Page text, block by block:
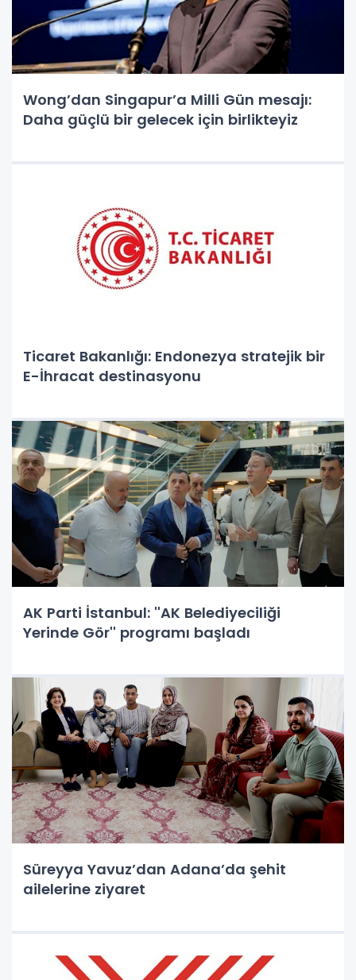
Wong’dan Singapur’a Milli Gün mesajı:
Daha güçlü bir gelecek için birlikteyiz
Ticaret Bakanlığı: Endonezya stratejik bir
E-İhracat destinasyonu
AK Parti İstanbul: ''AK Belediyeciliği
Yerinde Gör'' programı başladı
Süreyya Yavuz’dan Adana’da şehit
ailelerine ziyaret